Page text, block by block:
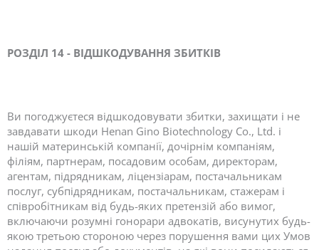
РОЗДІЛ 14 - ВІДШКОДУВАННЯ ЗБИТКІВ
Ви погоджуєтеся відшкодовувати збитки, захищати і не
завдавати шкоди Henan Gino Biotechnology Co., Ltd. і
нашій материнській компанії, дочірнім компаніям,
філіям, партнерам, посадовим особам, директорам,
агентам, підрядникам, ліцензіарам, постачальникам
послуг, субпідрядникам, постачальникам, стажерам і
співробітникам від будь-яких претензій або вимог,
включаючи розумні гонорари адвокатів, висунутих будь-
якою третьою стороною через порушення вами цих Умов